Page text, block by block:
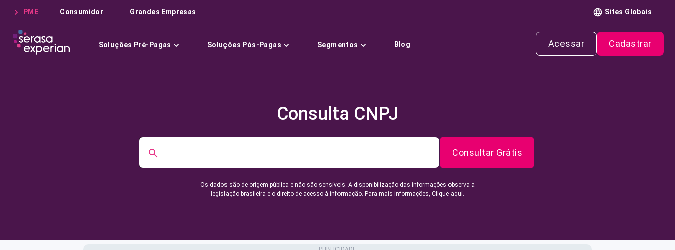
PME Consumidor Grandes Empresas Sites Globais
Soluções Pré-Pagas Soluções Pós-Pagas Segmentos Blog Acessar Cadastrar
Consulta CNPJ
Consultar Grátis
Os dados são de origem pública e não são sensíveis. A disponibilização das informações observa a
legislação brasileira e o direito de acesso à informação. Para mais informações, Clique aqui.